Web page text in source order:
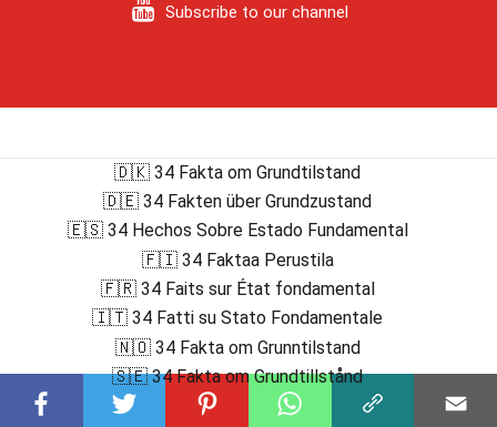
Subscribe to our channel
🇩🇰 34 Fakta om Grundtilstand
🇩🇪 34 Fakten über Grundzustand
🇪🇸 34 Hechos Sobre Estado Fundamental
🇫🇮 34 Faktaa Perustila
🇫🇷 34 Faits sur État fondamental
🇮🇹 34 Fatti su Stato Fondamentale
🇳🇴 34 Fakta om Grunntilstand
🇸🇪 34 Fakta om Grundtillstånd